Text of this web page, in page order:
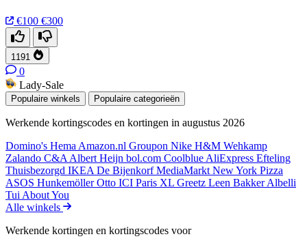
€100 €300
1191
0
Lady-Sale
Populaire winkels Populaire categorieën
Werkende kortingscodes en kortingen in augustus 2026
Domino's Hema Amazon.nl Groupon Nike H&M Wehkamp
Zalando C&A Albert Heijn bol.com Coolblue AliExpress Efteling
Thuisbezorgd IKEA De BijenkorfMediaMarkt New York Pizza
ASOS HunkemöllerOtto ICI Paris XL Greetz Leen BakkerAlbelli
Tui About You
Alle winkels
Werkende kortingen en kortingscodes voor